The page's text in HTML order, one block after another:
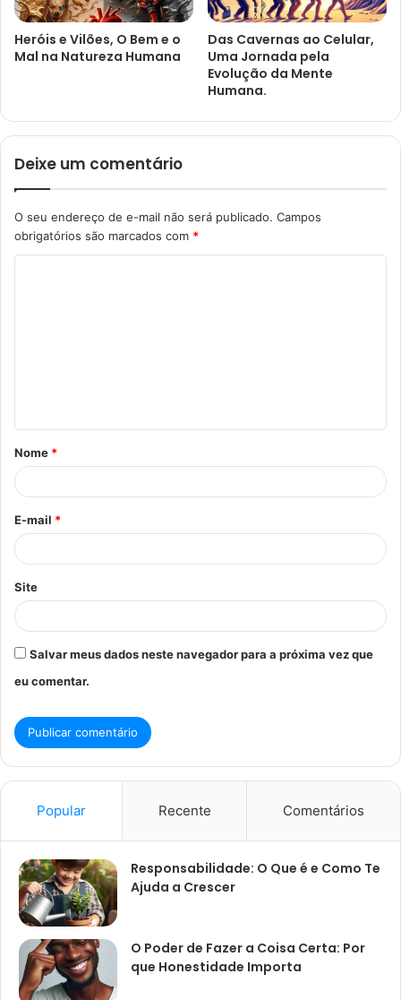
Heróis e Vilões, O Bem e o
Mal na Natureza Humana
Das Cavernas ao Celular,
Uma Jornada pela
Evolução da Mente
Humana.
Deixe um comentário
O seu endereço de e-mail não será publicado. Campos
obrigatórios são marcados com *
á
r
*
Nome *
E-mail *
Site
Salvar meus dados neste navegador para a próxima vez que
eu comentar.
Popular Recente Comentários
Responsabilidade: O Que é e Como Te
Ajuda a Crescer
O Poder de Fazer a Coisa Certa: Por
que Honestidade Importa